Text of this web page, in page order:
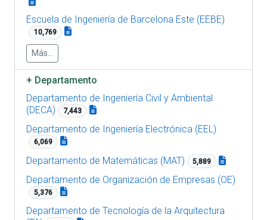
Escuela de Ingeniería de Barcelona Este (EEBE)
10,769
Más...
+ Departamento
Departamento de Ingeniería Civil y Ambiental
(DECA)
7,443
Departamento de Ingeniería Electrónica (EEL)
6,069
Departamento de Matemáticas (MAT) 5,889
Departamento de Organización de Empresas (OE)
5,376
Departamento de Tecnología de la Arquitectura